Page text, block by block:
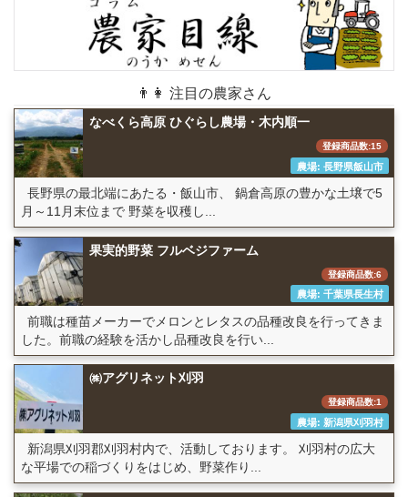
👨👩 注目の農家さん
なべくら高原 ひぐらし農場・木内順一
登録商品数:15
農場: 長野県飯山市
長野県の最北端にあたる・飯山市、 鍋倉高原の豊かな土壌で5
月～11月末位まで 野菜を収穫し...
果実的野菜 フルベジファーム
登録商品数:6
農場: 千葉県長生村
前職は種苗メーカーでメロンとレタスの品種改良を行ってきま
した。前職の経験を活かし品種改良を行い...
㈱アグリネット刈羽
登録商品数:1
農場: 新潟県刈羽村
新潟県刈羽郡刈羽村内で、活動しております。 刈羽村の広大
な平場での稲づくりをはじめ、野菜作り...